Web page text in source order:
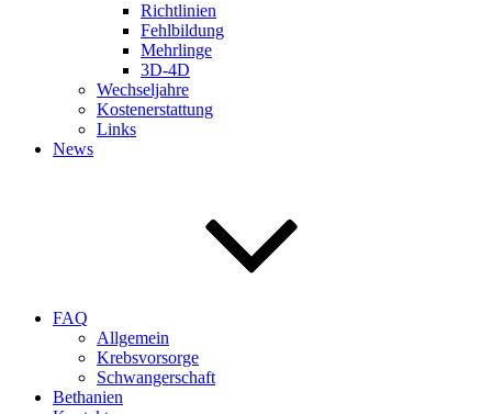
Richtlinien
Fehlbildung
Mehrlinge
3D-4D
Wechseljahre
Kostenerstattung
Links
News
FAQ
Allgemein
Krebsvorsorge
Schwangerschaft
Bethanien